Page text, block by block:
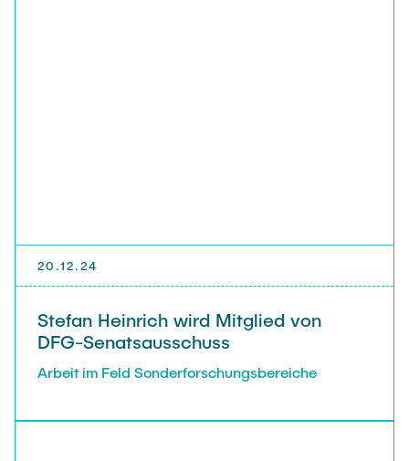
20.12.24
Stefan Heinrich wird Mitglied von
DFG-Senatsausschuss
Arbeit im Feld Sonderforschungsbereiche